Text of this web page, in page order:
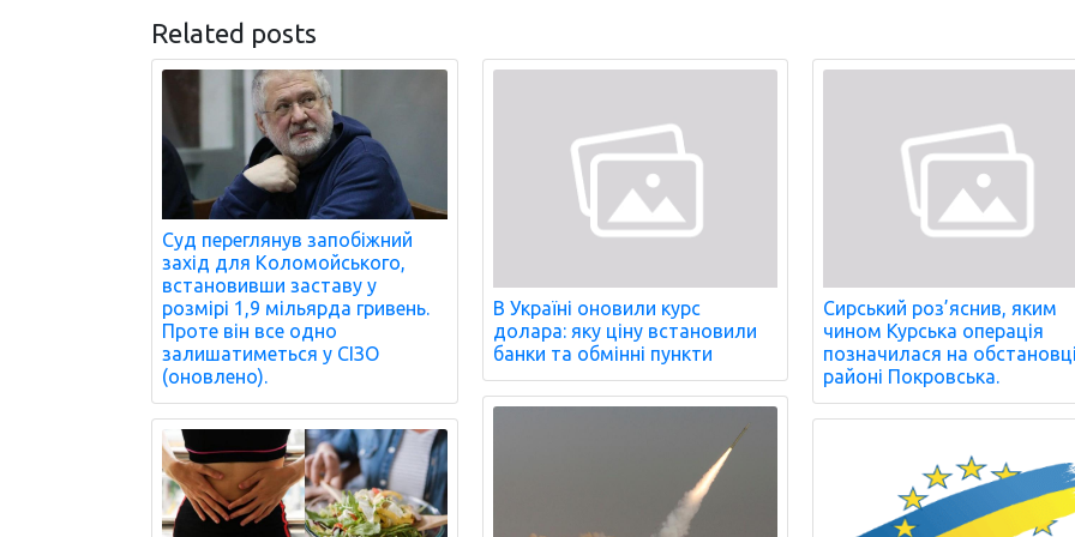
Related posts
Суд переглянув запобіжний
захід для Коломойського,
встановивши заставу у
розмірі 1,9 мільярда гривень.
Проте він все одно
залишатиметься у СІЗО
(оновлено).
В Україні оновили курс
долара: яку ціну встановили
банки та обмінні пункти
Сирський роз’яснив, яким
чином Курська операція
позначилася на
районі Покровська.